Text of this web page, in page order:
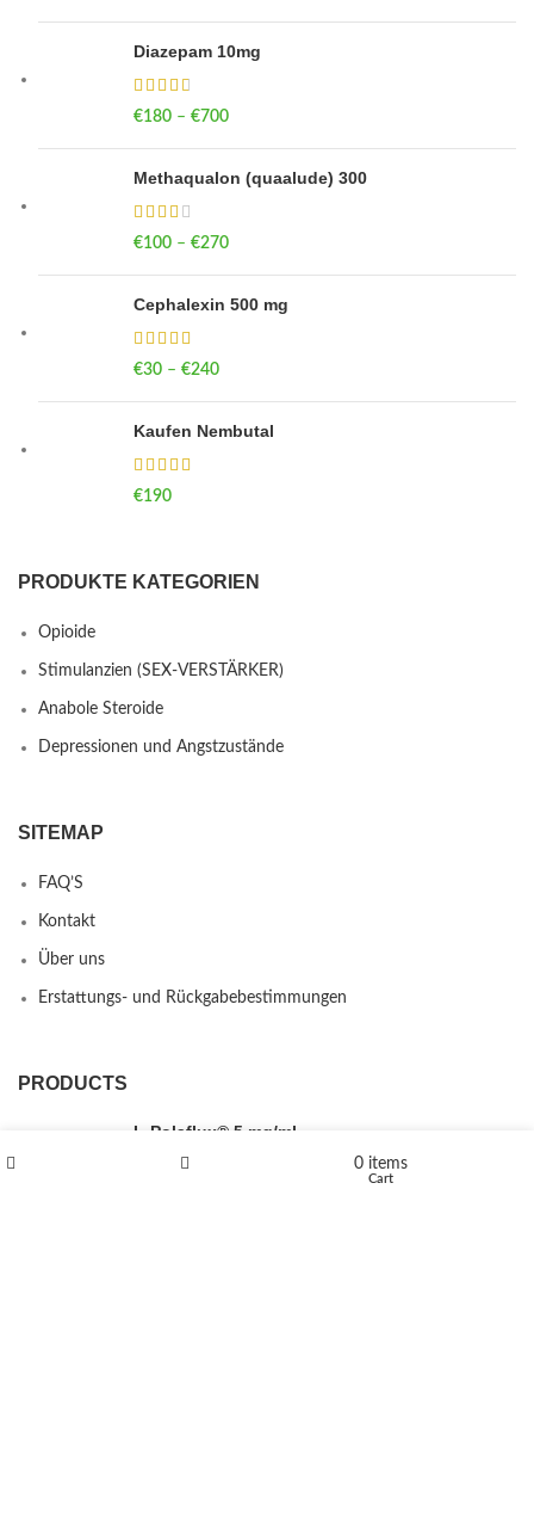
Diazepam 10mg
€180 – €700
Methaqualon (quaalude) 300
€100 – €270
Cephalexin 500 mg
€30 – €240
Kaufen Nembutal
€190
PRODUKTE KATEGORIEN
Opioide
Stimulanzien (SEX-VERSTÄRKER)
Anabole Steroide
Depressionen und Angstzustände
SITEMAP
FAQ’S
Kontakt
Über uns
Erstattungs- und Rückgabebestimmungen
PRODUCTS
L-Polaflux® 5 mg/ml
0 items
Cart